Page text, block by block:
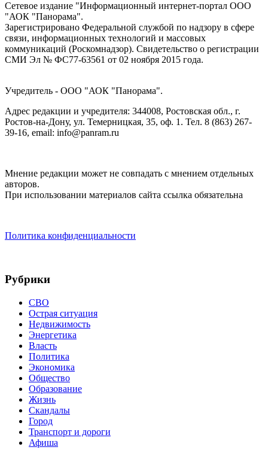
Сетевое издание "Информационный интернет-портал ООО
"АОК "Панорама".
Зарегистрировано Федеральной службой по надзору в сфере
связи, информационных технологий и массовых
коммуникаций (Роскомнадзор). Cвидетельство о регистрации
СМИ Эл № ФС77-63561 от 02 ноября 2015 года.
Учредитель - ООО "АОК "Панорама".
Адрес редакции и учредителя: 344008, Ростовская обл., г.
Ростов-на-Дону, ул. Темерницкая, 35, оф. 1. Тел. 8 (863) 267-
39-16, email: info@panram.ru
Мнение редакции может не совпадать с мнением отдельных
авторов.
При использовании материалов сайта ссылка обязательна
Политика конфиденциальности
Рубрики
СВО
Острая ситуация
Недвижимость
Энергетика
Власть
Политика
Экономика
Общество
Образование
Жизнь
Скандалы
Город
Транспорт и дороги
Афиша